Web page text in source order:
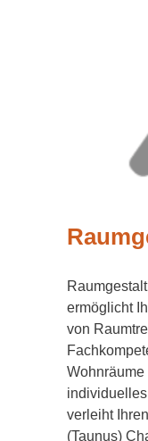
ermöglicht
von
Wohnräume
verleiht
(Taunus)